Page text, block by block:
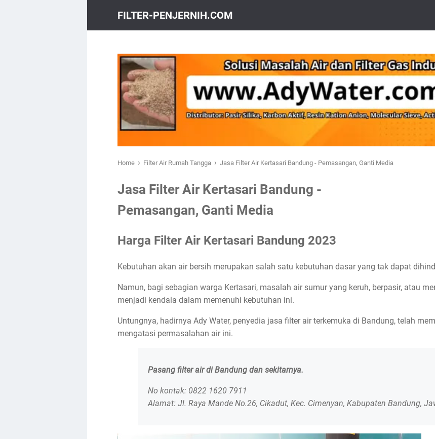
FILTER-PENJERNIH.COM
Home › Filter Air Rumah Tangga › Jasa Filter Air Kertasari Bandung - Pemasangan, Ganti Media
Jasa Filter Air Kertasari Bandung -
Pemasangan, Ganti Media
Harga Filter Air Kertasari Bandung 2023
Kebutuhan akan air bersih merupakan salah satu kebutuhan dasar yang tak dapat
Namun, bagi sebagian warga Kertasari, masalah air sumur yang keruh, berpasir, atau
menjadi kendala dalam memenuhi kebutuhan ini.
Untungnya, hadirnya Ady Water, penyedia jasa filter air terkemuka di Bandung, telah
mengatasi permasalahan air ini.
Pasang filter air di Bandung dan sekitarnya.
No kontak: 0822 1620 7911
Alamat: Jl. Raya Mande No.26, Cikadut, Kec. Cimenyan, Kabupaten Bandung,